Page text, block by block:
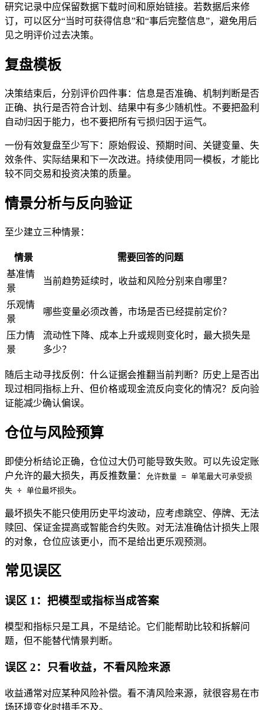
研究记录中应保留数据下载时间和原始链接。若数据后来修
订，可以区分“当时可获得信息”和“事后完整信息”，避免用后
见之明评价过去决策。
复盘模板
决策结束后，分别评价四件事：信息是否准确、机制判断是否
正确、执行是否符合计划、结果中有多少随机性。不要把盈利
自动归因于能力，也不要把所有亏损归因于运气。
一份有效复盘至少写下：原始假设、预期时间、关键变量、失
效条件、实际结果和下一次改进。持续使用同一模板，才能比
较不同交易和投资决策的质量。
情景分析与反向验证
至少建立三种情景：
情景
需要回答的问题
基准情
景
当前趋势延续时，收益和风险分别来自哪里？
乐观情
景
哪些变量必须改善，市场是否已经提前定价？
压力情
景
流动性下降、成本上升或规则变化时，最大损失是
多少？
随后主动寻找反例：什么证据会推翻当前判断？历史上是否出
现过相同指标上升、但价格或现金流反向变化的情况？反向验
证能减少确认偏误。
仓位与风险预算
即使分析结论正确，仓位过大仍可能导致失败。可以先设定账
户允许的最大损失，再反推数量：
允许数量 = 单笔最大可承受损
失 ÷ 单位最坏损失。
最坏损失不能只使用历史平均波动，应考虑跳空、停牌、无法
赎回、保证金提高或智能合约失败。对无法准确估计损失上限
的对象，仓位应该更小，而不是给出更乐观预测。
常见误区
误区 1：把模型或指标当成答案
模型和指标只是工具，不是结论。它们能帮助比较和拆解问
题，但不能替代情景判断。
误区 2：只看收益，不看风险来源
收益通常对应某种风险补偿。看不清风险来源，就很容易在市
场环境变化时措手不及。